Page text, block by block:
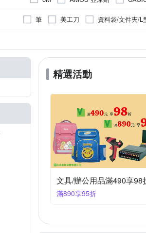
LIBERTY
LIFE 徠福
YAMAHA 山葉
其他品牌
筆 美工刀 資料袋/文件夾/L
墊板
計算機 護貝機
精選活動
滿890享95折